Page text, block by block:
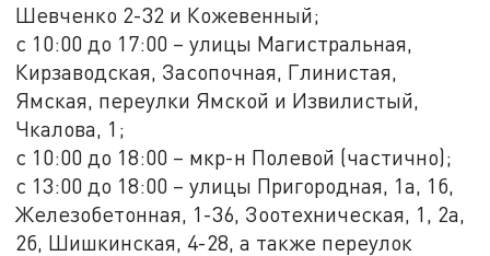
Шевченко 2-32 и Кожевенный;
с 10:00 до 17:00 – улицы Магистральная,
Кирзаводская, Засопочная, Глинистая,
Ямская, переулки Ямской и Извилистый,
Чкалова, 1;
с 10:00 до 18:00 – мкр-н Полевой (частично);
с 13:00 до 18:00 – улицы Пригородная, 1а, 1б,
Железобетонная, 1-36, Зоотехническая, 1, 2а,
2б, Шишкинская, 4-28, а также переулок